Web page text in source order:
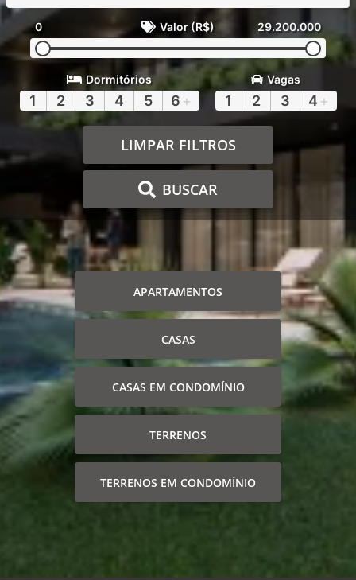
0 Valor (R$) 29.200.000
Dormitórios
1 2 3 4 5 6 +
Vagas
1 2 3 4 +
LIMPAR FILTROS
BUSCAR
APARTAMENTOS
CASAS
CASAS EM CONDOMÍNIO
TERRENOS
TERRENOS EM CONDOMÍNIO